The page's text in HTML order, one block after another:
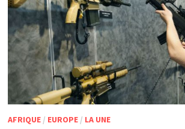
AFRIQUE/ EUROPE/ LA UNE